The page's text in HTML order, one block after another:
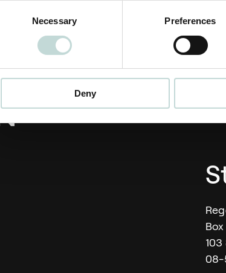
Necessary Preferences
Deny
08-